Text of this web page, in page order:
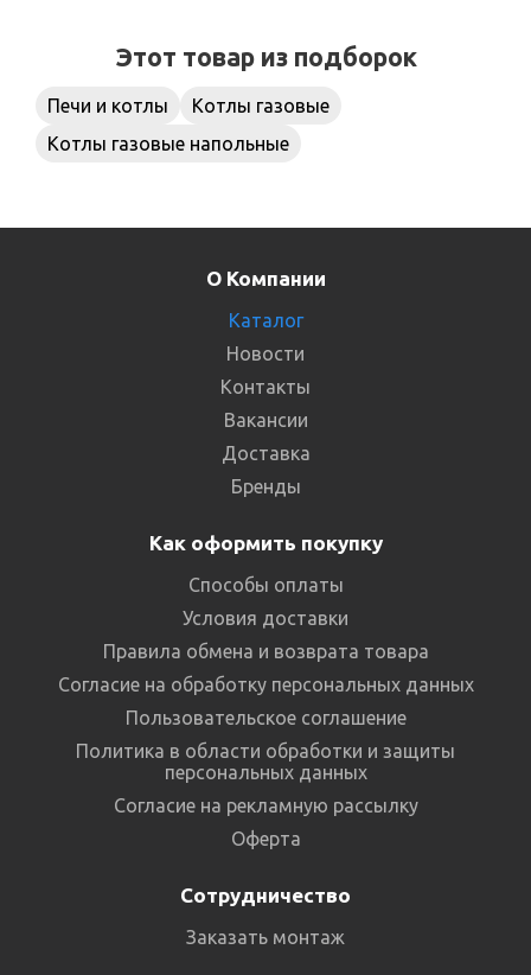
Этот товар из подборок
Печи и котлы
Котлы газовые
Котлы газовые напольные
О Компании
Каталог
Новости
Контакты
Вакансии
Доставка
Бренды
Как оформить покупку
Способы оплаты
Условия доставки
Правила обмена и возврата товара
Согласие на обработку персональных данных
Пользовательское соглашение
Политика в области обработки и защиты
персональных данных
Согласие на рекламную рассылку
Оферта
Сотрудничество
Заказать монтаж